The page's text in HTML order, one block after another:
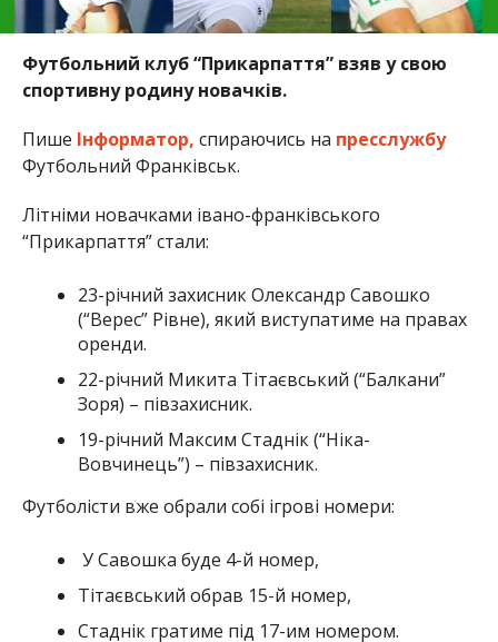
Футбольний клуб “Прикарпаття” взяв у свою
спортивну родину новачків.
Пише Інформатор, спираючись на пресслужбу
Футбольний Франківськ.
Літніми новачками івано-франківського
“Прикарпаття” стали:
23-річний захисник Олександр Савошко
(“Верес” Рівне), який виступатиме на правах
оренди.
22-річний Микита Тітаєвський (“Балкани”
Зоря) – півзахисник.
19-річний Максим Стаднік (“Ніка-
Вовчинець”) – півзахисник.
Футболісти вже обрали собі ігрові номери:
У Савошка буде 4-й номер,
Тітаєвський обрав 15-й номер,
Стаднік гратиме під 17-им номером.